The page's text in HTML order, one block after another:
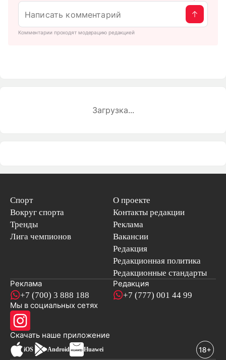
Комментарии проходят модерацию редакцией
Загрузка...
Спорт
Вокруг спорта
Тренды
Лига чемпионов
О проекте
Контакты редакции
Реклама
Вакансии
Редакция
Редакционная политика
Редакционные стандарты
Реклама
+7 (700) 3 888 188
Редакция
+7 (777) 001 44 99
Мы в социальных сетях
Скачать наше приложениеновостей
iOS Android Huawei